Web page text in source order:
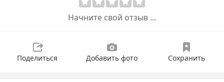
Начните свой отзыв ...
Поделиться Добавить фото Сохранить